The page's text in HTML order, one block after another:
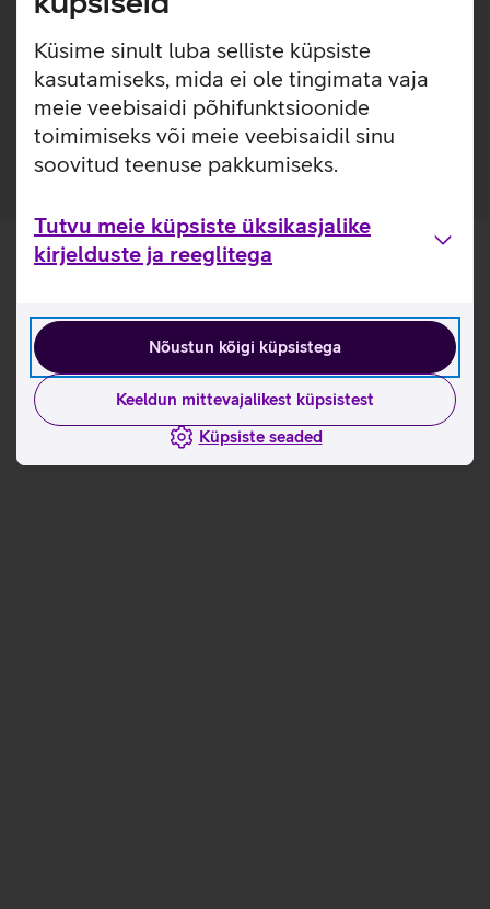
Küsime sinult luba selliste küpsiste
kasutamiseks, mida ei ole tingimata vaja
meie veebisaidi põhifunktsioonide
toimimiseks või meie veebisaidil sinu
soovitud teenuse pakkumiseks.
Tutvu meie küpsiste üksikasjalike
kirjelduste ja reeglitega
Nõustun kõigi küpsistega
Keeldun mittevajalikest küpsistest
Küpsiste seaded
Samsung Galaxy Fold5 mudelile disainitud ümbris, mis
hoiab telefoni õhukesena, kaitstes samas esi- ja tagakülge
ning tagades pehme ja mugava käeshoidmise.
Keskkonnasõbralikust vegan nahast ümbrisel on sees
õhuke liimikiht, et tagada tugev püsivus seadme küljes.